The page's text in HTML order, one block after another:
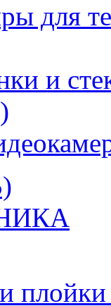
для
и